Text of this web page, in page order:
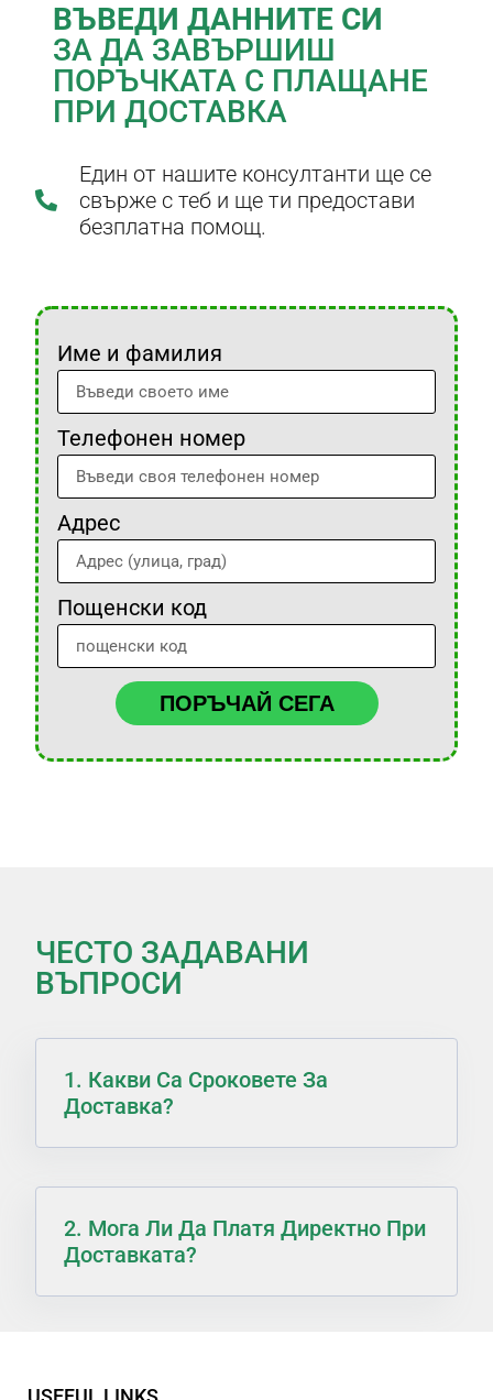
ВЪВЕДИ ДАННИТЕ СИ
ЗА ДА ЗАВЪРШИШ
ПОРЪЧКАТА С ПЛАЩАНЕ
ПРИ ДОСТАВКА
Един от нашите консултанти ще се
свърже с теб и ще ти предостави
безплатна помощ.
Име и фамилия
Телефонен номер
Адрес
Пощенски код
ПОРЪЧАЙ СЕГА
ЧЕСТО ЗАДАВАНИ
ВЪПРОСИ
1. Какви Са Сроковете За
Доставка?
2. Мога Ли Да Платя Директно При
Доставката?